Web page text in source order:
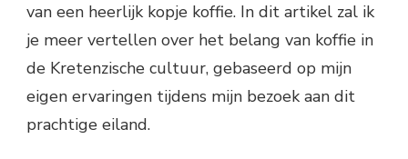
van een heerlijk kopje koffie. In dit artikel zal ik
je meer vertellen over het belang van koffie in
de Kretenzische cultuur, gebaseerd op mijn
eigen ervaringen tijdens mijn bezoek aan dit
prachtige eiland.